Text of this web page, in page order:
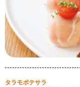
タラモポテサラ